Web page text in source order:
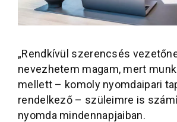
„Rendkívül szerencsés
nevezhetem magam, mert
mellett – komoly nyomdaipari
rendelkező – szüleimre is
nyomda mindennapjaiban.